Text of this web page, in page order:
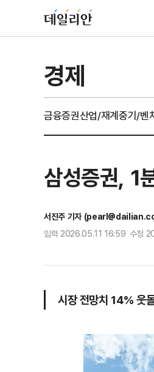
경제
금융증권산업/재계중기/벤
삼성증권, 1
서진주 기자
입력 2026.05.11 16:59 수정
시장 전망치 14% 웃